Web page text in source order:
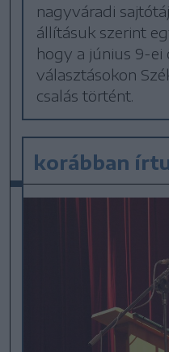
nagyváradi
állításuk szerint
hogy a június 9-ei
választásokon
csalás történt.
korábban